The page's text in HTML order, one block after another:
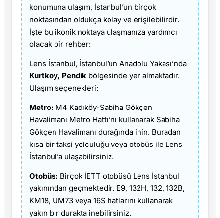
konumuna ulaşım, İstanbul’un birçok
noktasından oldukça kolay ve erişilebilirdir.
İşte bu ikonik noktaya ulaşmanıza yardımcı
olacak bir rehber:
Lens İstanbul, İstanbul’un Anadolu Yakası’nda
Kurtkoy, Pendik bölgesinde yer almaktadır.
Ulaşım seçenekleri:
Metro: M4 Kadıköy-Sabiha Gökçen
Havalimanı Metro Hattı’nı kullanarak Sabiha
Gökçen Havalimanı durağında inin. Buradan
kısa bir taksi yolculuğu veya otobüs ile Lens
İstanbul’a ulaşabilirsiniz.
Otobüs: Birçok İETT otobüsü Lens İstanbul
yakınından geçmektedir. E9, 132H, 132, 132B,
KM18, UM73 veya 16S hatlarını kullanarak
yakın bir durakta inebilirsiniz.